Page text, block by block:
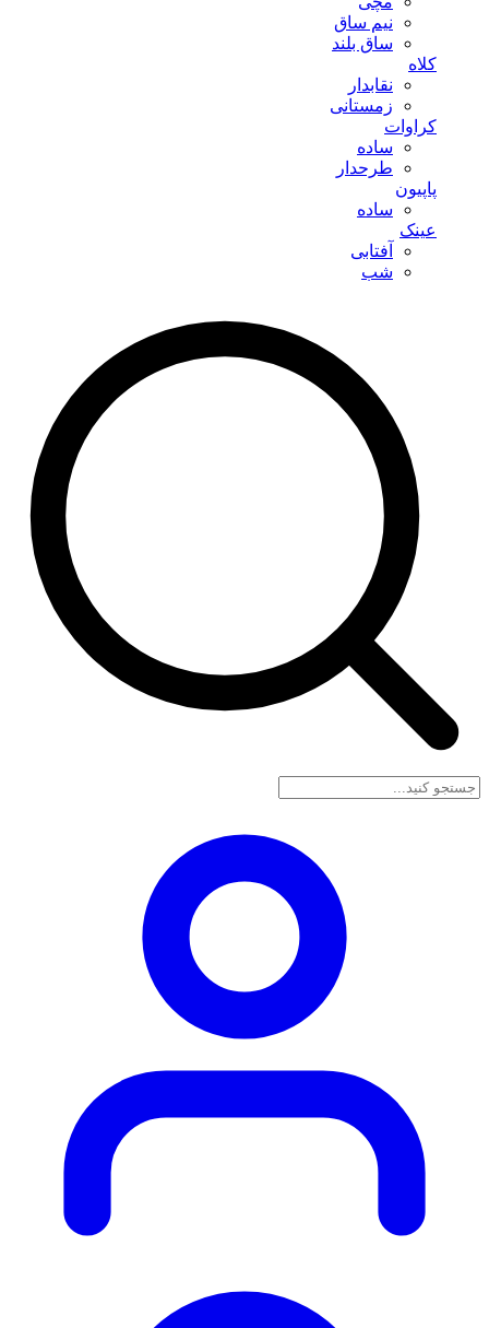
نیم ساق
ساق بلند
کلاه
نقابدار
زمستانی
کراوات
ساده
طرحدار
پاپیون
ساده
عینک
آفتابی
شب